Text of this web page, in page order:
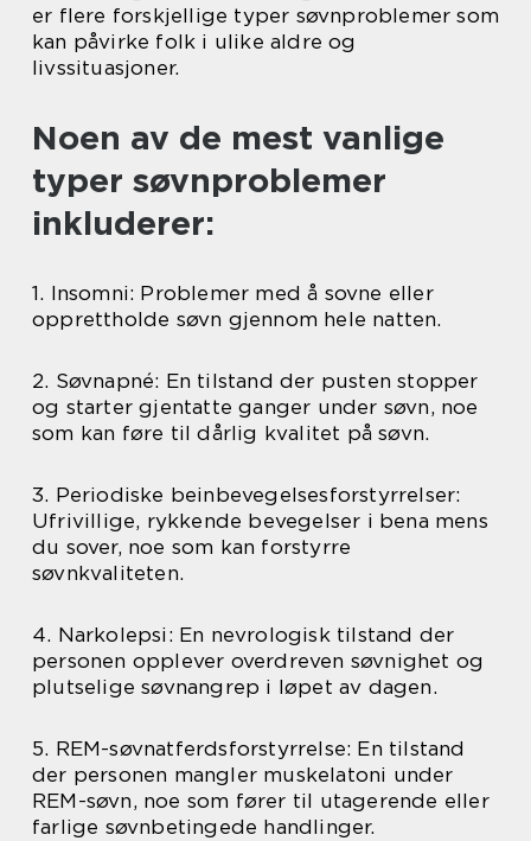
er flere forskjellige typer søvnproblemer som
kan påvirke folk i ulike aldre og
livssituasjoner.
Noen av de mest vanlige
typer søvnproblemer
inkluderer:
1. Insomni: Problemer med å sovne eller
opprettholde søvn gjennom hele natten.
2. Søvnapné: En tilstand der pusten stopper
og starter gjentatte ganger under søvn, noe
som kan føre til dårlig kvalitet på søvn.
3. Periodiske beinbevegelsesforstyrrelser:
Ufrivillige, rykkende bevegelser i bena mens
du sover, noe som kan forstyrre
søvnkvaliteten.
4. Narkolepsi: En nevrologisk tilstand der
personen opplever overdreven søvnighet og
plutselige søvnangrep i løpet av dagen.
5. REM-søvnatferdsforstyrrelse: En tilstand
der personen mangler muskelatoni under
REM-søvn, noe som fører til utagerende eller
farlige søvnbetingede handlinger.